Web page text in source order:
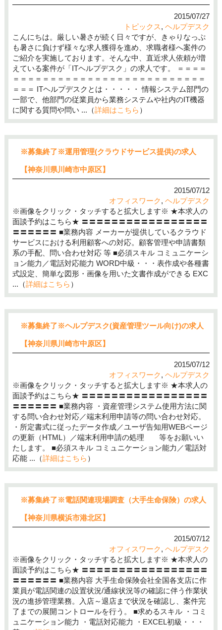
2015/07/27
トピックス,ヘルプデスク
こんにちは。厳しい暑さが続く日々ですが、きゃりなっぷ
も暑さに負けず様々な求人獲得を進め、求職者様へ案件の
ご紹介を実施しております。そんな中、直近求人依頼が増
えている案件が「ITヘルプデスク」の求人です。 ＝＝＝＝
＝＝＝＝＝＝＝＝＝＝＝＝＝＝＝＝＝＝＝＝＝＝＝＝＝＝
＝＝＝ ITヘルプデスクとは・・・・・ 情報システム部門の
一部で、他部門の従業員から業務システムや社内のIT機器
に関する質問や問い ...（詳細はこちら ）
※募集終了※運用管理(クラウドサービス提供)の求人
【神奈川県川崎市中原区】
2015/07/12
オフィスワーク,ヘルプデスク
※画像をクリック・タッチすると拡大します※ ★本求人の
面談予約はこちら★ 〓〓〓〓〓〓〓〓〓〓〓〓〓〓〓〓〓
〓〓〓〓〓〓 ■業務内容 メーカーが提供しているクラウド
サービスにおける利用顧客への対応。顧客管理や申請書類
系の手配、問い合わせ対応 等 ■必須スキル コミュニケーシ
ョン能力／電話対応能力 WORD中級・・・表作成や各種書
式設定、簡単な図形・画像を用いた文書作成ができる EXC
...（詳細はこちら ）
※募集終了※ヘルプデスク(資産管理ツール向け)の求人
【神奈川県川崎市中原区】
2015/07/12
オフィスワーク,ヘルプデスク
※画像をクリック・タッチすると拡大します※ ★本求人の
面談予約はこちら★ 〓〓〓〓〓〓〓〓〓〓〓〓〓〓〓〓〓
〓〓〓〓〓〓 ■業務内容 ・資産管理システム使用方法に関
する問い合わせ対応／端末利用申請等の問い合わせ対応。
・所定書式に従ったデータ作成／ユーザ告知用WEBページ
の更新（HTML）／端末利用申請の処理 等をお願いい
たします。 ■必須スキル コミュニケーション能力／電話対
応能 ...（詳細はこちら ）
※募集終了※電話関連現場調査（大手生命保険）の求人
【神奈川県横浜市港北区】
2015/07/12
オフィスワーク,ヘルプデスク
※画像をクリック・タッチすると拡大します※ ★本求人の
面談予約はこちら★ 〓〓〓〓〓〓〓〓〓〓〓〓〓〓〓〓〓
〓〓〓〓〓〓 ■業務内容 大手生命保険会社全国各支店に作
業員が電話関連の設置状況/通線状況等の確認に伴う作業状
況の進捗管理業務。入店～退店まで状況を確認し、案件完
了までの展開コントロールを行う。 ■求めるスキル ・コミ
ュニケーション能力 ・電話対応能力 ・EXCEL初級・・・